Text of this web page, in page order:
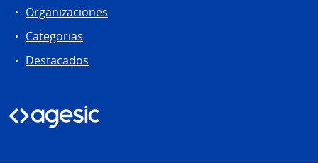
Organizaciones
Categorias
Destacados